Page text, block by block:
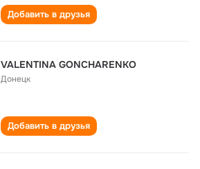
Добавить в друзья
VALENTINA GONCHARENKO
Донецк
Добавить в друзья